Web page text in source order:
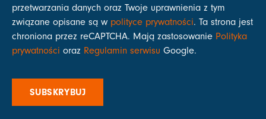
przetwarzania danych oraz Twoje uprawnienia z tym
związane opisane są w polityce prywatności. Ta strona jest
chroniona przez reCAPTCHA. Mają zastosowanie Polityka
prywatności oraz Regulamin serwisu Google.
SUBSKRYBUJ